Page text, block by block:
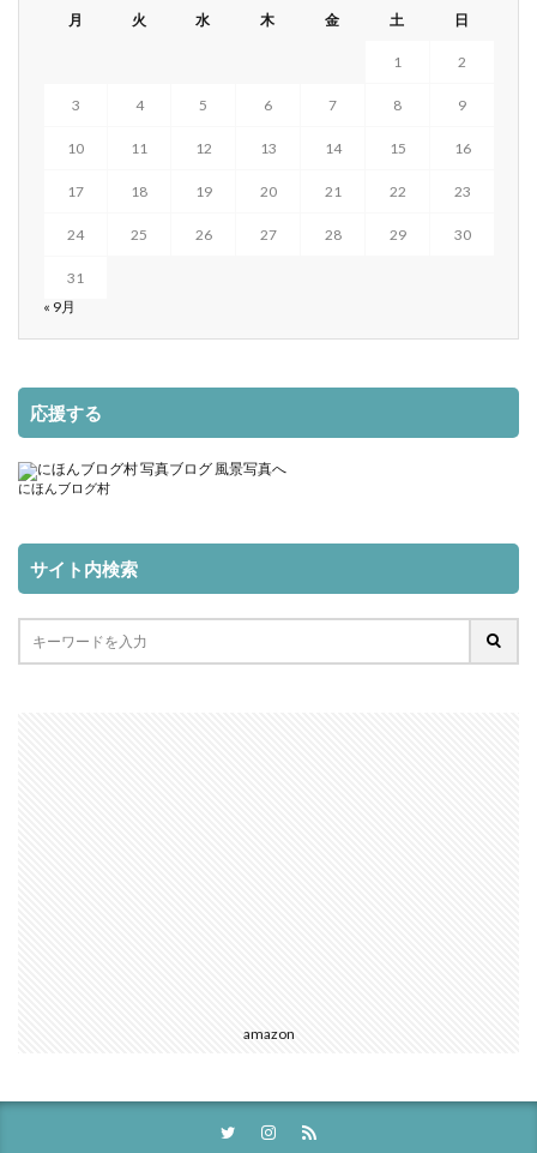
月 火 水 木 金 土 日
1 2
3 4 5 6 7 8 9
10 11 12 13 14 15 16
17 18 19 20 21 22 23
24 25 26 27 28 29 30
31
« 9月
応援する
にほんブログ村
サイト内検索
amazon